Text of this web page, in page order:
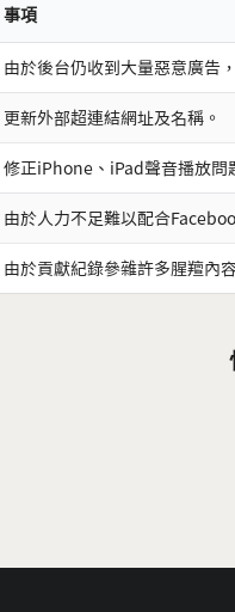
事項
由於後台仍收到大量惡意廣告
更新外部超連結網址及名稱。
修正iPhone、iPad聲音播放問
由於人力不足難以配合
由於貢獻紀錄參雜許多腥羶內